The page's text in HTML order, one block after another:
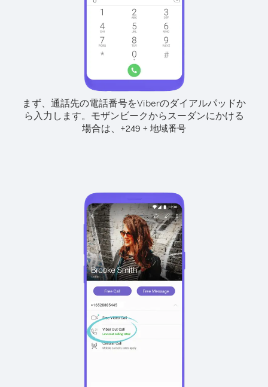
まず、通話先の電話番号をViberのダイアルパッドか
ら入力します。 モザンビークからスーダンにかける
場合は、 +249 + 地域番号